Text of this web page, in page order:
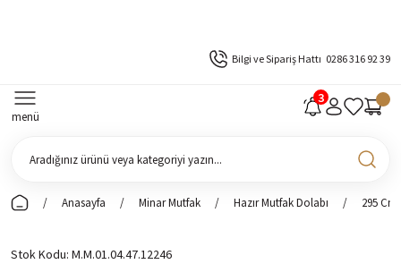
Bilgi ve Sipariş Hattı 0286 316 92 39
menü
Anasayfa Minar Mutfak Hazır Mutfak Dolabı 295 Cm
Stok Kodu M.M.01.04.47.12246